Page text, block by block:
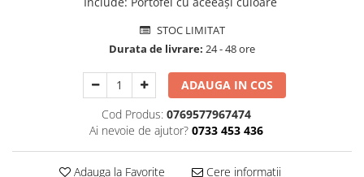
STOC LIMITAT
Durata de livrare: 24 - 48 ore
ADAUGA IN COS
Cod Produs: 0769577967474
Ai nevoie de ajutor? 0733 453 436
Adauga la Favorite Cere informatii